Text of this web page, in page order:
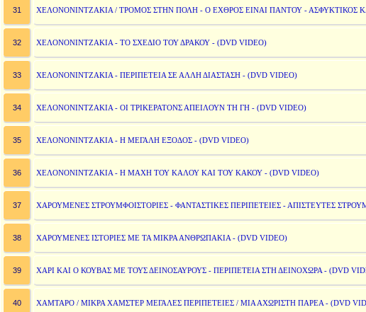
31 ΧΕΛΟΝΟΝΙΝΤΖΑΚΙΑ / ΤΡΟΜΟΣ ΣΤΗΝ ΠΟΛΗ - Ο ΕΧΘΡΟΣ ΕΙΝΑΙ ΠΑΝΤΟΥ - ΑΣΦΥΚΤΙΚΟΣ
32 ΧΕΛΟΝΟΝΙΝΤΖΑΚΙΑ - ΤΟ ΣΧΕΔΙΟ ΤΟΥ ΔΡΑΚΟΥ - (DVD VIDEO)
33 ΧΕΛΟΝΟΝΙΝΤΖΑΚΙΑ - ΠΕΡΙΠΕΤΕΙΑ ΣΕ ΑΛΛΗ ΔΙΑΣΤΑΣΗ - (DVD VIDEO)
34 ΧΕΛΟΝΟΝΙΝΤΖΑΚΙΑ - ΟΙ ΤΡΙΚΕΡΑΤΟΝΣ ΑΠΕΙΛΟΥΝ ΤΗ ΓΗ - (DVD VIDEO)
35 ΧΕΛΟΝΟΝΙΝΤΖΑΚΙΑ - Η ΜΕΓΑΛΗ ΕΞΟΔΟΣ - (DVD VIDEO)
36 ΧΕΛΟΝΟΝΙΝΤΖΑΚΙΑ - Η ΜΑΧΗ ΤΟΥ ΚΑΛΟΥ ΚΑΙ ΤΟΥ ΚΑΚΟΥ - (DVD VIDEO)
37 ΧΑΡΟΥΜΕΝΕΣ ΣΤΡΟΥΜΦΟΙΣΤΟΡΙΕΣ - ΦΑΝΤΑΣΤΙΚΕΣ ΠΕΡΙΠΕΤΕΙΕΣ - ΑΠΙΣΤΕΥΤΕΣ
38 ΧΑΡΟΥΜΕΝΕΣ ΙΣΤΟΡΙΕΣ ΜΕ ΤΑ ΜΙΚΡΑ ΑΝΘΡΩΠΑΚΙΑ - (DVD VIDEO)
39 ΧΑΡΙ ΚΑΙ Ο ΚΟΥΒΑΣ ΜΕ ΤΟΥΣ ΔΕΙΝΟΣΑΥΡΟΥΣ - ΠΕΡΙΠΕΤΕΙΑ ΣΤΗ ΔΕΙΝΟΧΩΡΑ - (DVD
40 ΧΑΜΤΑΡΟ / ΜΙΚΡΑ ΧΑΜΣΤΕΡ ΜΕΓΑΛΕΣ ΠΕΡΙΠΕΤΕΙΕΣ / ΜΙΑ ΑΧΩΡΙΣΤΗ ΠΑΡΕΑ - (DVD